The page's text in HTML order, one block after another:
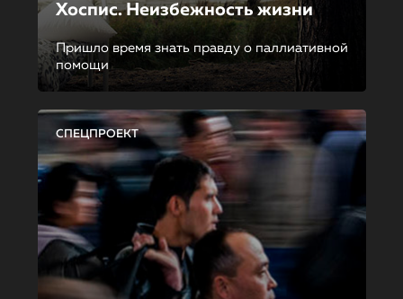
Хоспис. Неизбежность жизни
Пришло время знать правду о паллиативной
помощи
СПЕЦПРОЕКТ